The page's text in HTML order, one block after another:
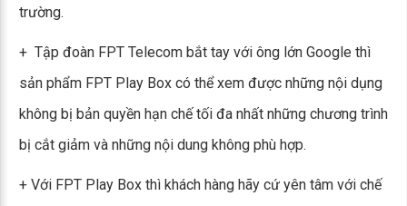
trường.
+ Tập đoàn FPT Telecom bắt tay với ông lớn Google thì
sản phẩm FPT Play Box có thể xem được những nội dụng
không bị bản quyền hạn chế tối đa nhất những chương trình
bị cắt giảm và những nội dung không phù hợp.
+ Với FPT Play Box thì khách hàng hãy cứ yên tâm với chế